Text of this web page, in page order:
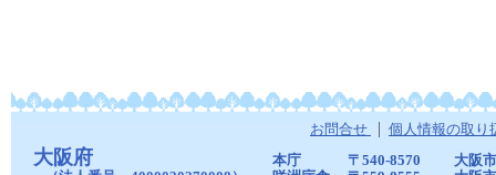
お問合せ 個人情報の取り
大阪府 本庁 〒540-8570
大阪